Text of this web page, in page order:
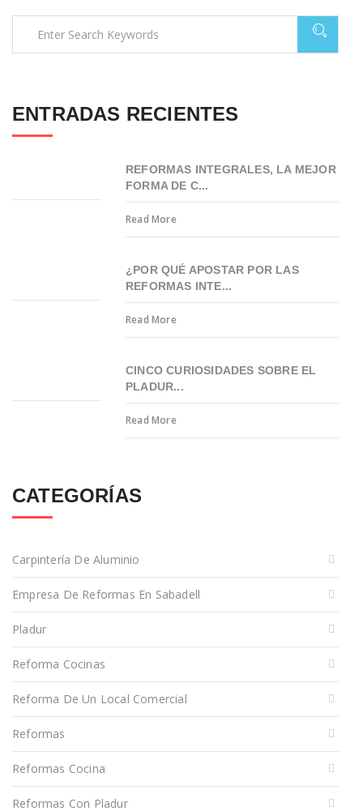
ENTRADAS RECIENTES
REFORMAS INTEGRALES, LA MEJOR
FORMA DE C...
Read More
¿POR QUÉ APOSTAR POR LAS
REFORMAS INTE...
Read More
CINCO CURIOSIDADES SOBRE EL
PLADUR...
Read More
CATEGORÍAS
Carpintería De Aluminio
Empresa De Reformas En Sabadell
Pladur
Reforma Cocinas
Reforma De Un Local Comercial
Reformas
Reformas Cocina
Reformas Con Pladur